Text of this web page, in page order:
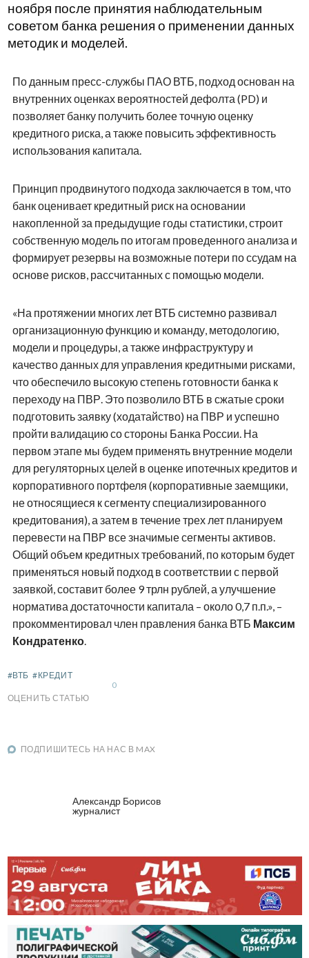
ноября после принятия наблюдательным
советом банка решения о применении данных
методик и моделей.
По данным пресс-службы ПАО ВТБ, подход основан на
внутренних оценках вероятностей дефолта (PD) и
позволяет банку получить более точную оценку
кредитного риска, а также повысить эффективность
использования капитала.
Принцип продвинутого подхода заключается в том, что
банк оценивает кредитный риск на основании
накопленной за предыдущие годы статистики, строит
собственную модель по итогам проведенного анализа и
формирует резервы на возможные потери по ссудам на
основе рисков, рассчитанных с помощью модели.
«На протяжении многих лет ВТБ системно развивал
организационную функцию и команду, методологию,
модели и процедуры, а также инфраструктуру и
качество данных для управления кредитными рисками,
что обеспечило высокую степень готовности банка к
переходу на ПВР. Это позволило ВТБ в сжатые сроки
подготовить заявку (ходатайство) на ПВР и успешно
пройти валидацию со стороны Банка России. На
первом этапе мы будем применять внутренние модели
для регуляторных целей в оценке ипотечных кредитов и
корпоративного портфеля (корпоративные заемщики,
не относящиеся к сегменту специализированного
кредитования), а затем в течение трех лет планируем
перевести на ПВР все значимые сегменты активов.
Общий объем кредитных требований, по которым будет
применяться новый подход в соответствии с первой
заявкой, составит более 9 трлн рублей, а улучшение
норматива достаточности капитала – около 0,7 п.п.», –
прокомментировал член правления банка ВТБ Максим
Кондратенко.
#ВТБ #КРЕДИТ
ОЦЕНИТЬ СТАТЬЮ
0
ПОДПИШИТЕСЬ НА НАС В MAX
Александр Борисов
журналист